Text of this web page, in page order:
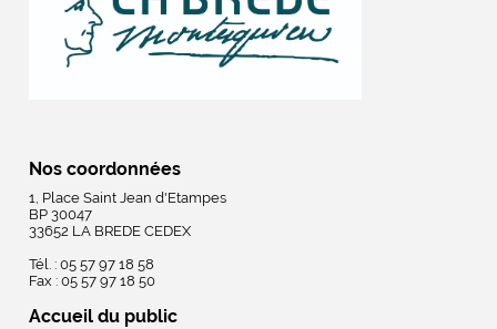
Nos coordonnées
1, Place Saint Jean d'Etampes
BP 30047
33652 LA BREDE CEDEX
Tél. : 05 57 97 18 58
Fax : 05 57 97 18 50
Accueil du public